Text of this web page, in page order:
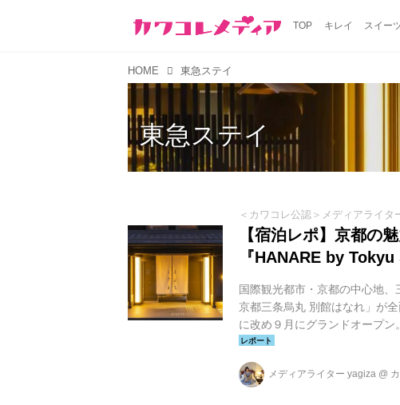
TOP キレイ スイー
HOME 東急ステイ
東急ステイ
＜カワコレ公認＞メディアライタ
【宿泊レポ】京都の
『HANARE by Tokyu
国際観光都市・京都の中心地
京都三条烏丸 別館はなれ」が
に改め９月にグランドオープン
に、世界中の旅人を迎え入れ
全国で 32施設となりました。
メディアライター yagiza @